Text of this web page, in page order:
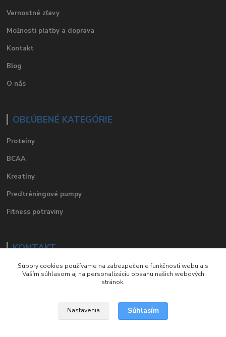
Vernostné zľavy
Možnosti platby a doprava
Kontakt
Blog
O nás
OBĽÚBENÉ KATEGÓRIE
Proteíny
BCAA
Kreatíny
Predtréningové pumpy
Fitness potraviny
KONTAKT
e-mail:eshop@suplements.sk
Súbory cookies používame na zabezpečenie funkčnosti webu a s
Vaším súhlasom aj na personalizáciu obsahu našich webových
stránok.
Nastavenia Súhlasím